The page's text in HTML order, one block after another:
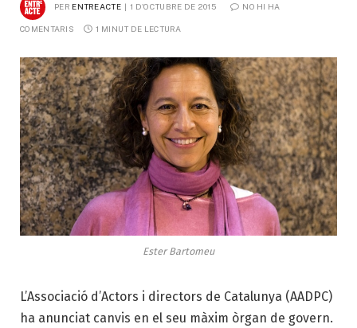
PER ENTREACTE 1 D'OCTUBRE DE 2015 NO HI HA
COMENTARIS 1 MINUT DE LECTURA
Ester Bartomeu
L’Associació d’Actors i directors de Catalunya (AADPC)
ha anunciat canvis en el seu màxim òrgan de govern.